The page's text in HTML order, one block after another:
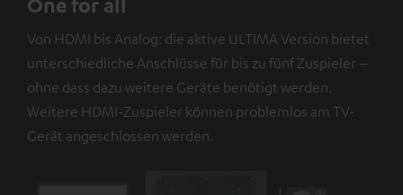
übermittelt werden.Weitere Informationen sind in der
Datenschutzerklärung unter I zu finden .
Von HDMI bis Analog: die aktive ULTIMA Version bietet
unterschiedliche Anschlüsse für bis zu fünf Zuspieler –
ohne dass dazu weitere Geräte benötigt werden.
Weitere HDMI-Zuspieler können problemlos am TV-
Gerät angeschlossen werden.